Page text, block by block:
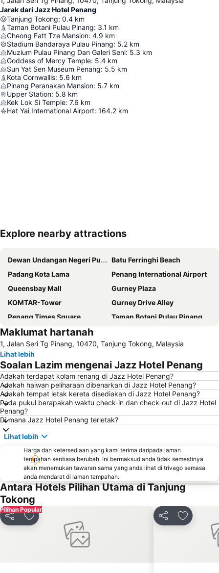
Jarak dari Jazz Hotel Penang
Tanjung Tokong: 0.4 km
Taman Botani Pulau Pinang: 3.1 km
Cheong Fatt Tze Mansion: 4.9 km
Stadium Bandaraya Pulau Pinang: 5.2 km
Muzium Pulau Pinang Dan Galeri Seni: 5.3 km
Goddess of Mercy Temple: 5.4 km
Sun Yat Sen Museum Penang: 5.5 km
Kota Cornwallis: 5.6 km
Pinang Peranakan Mansion: 5.7 km
Upper Station: 5.8 km
Kek Lok Si Temple: 7.6 km
Hat Yai International Airport: 164.2 km
Kembangkan peta
Explore nearby attractions
Dewan Undangan Negeri Pulau Pinang
Batu Ferringhi Beach
Padang Kota Lama
Penang International Airport
Queensbay Mall
Gurney Plaza
KOMTAR-Tower
Gurney Drive Alley
Penang Times Square
Taman Botani Pulau Pinang
Penang Hill
Straits Quay Marina Mall
Town Hall
Kek Lok Si
Masjid Kapitan Keling
Muzium dan Galeri Seni Negeri Pulau Pinang
Toy Museum
Pinang Peranakan Mansion
Perbaungan
Cheong Fatt Tze Mansion
Fort Cornwallis
ABN-Amro Bank Building
Penang Butterfly Farm
Wat Dhammikarama
Maklumat hartanah
1, Jalan Seri Tg Pinang, 10470, Tanjung Tokong, Malaysia
Lihat lebih
Soalan Lazim mengenai Jazz Hotel Penang
Adakah terdapat kolam renang di Jazz Hotel Penang?
Adakah haiwan peliharaan dibenarkan di Jazz Hotel Penang?
Adakah tempat letak kereta disediakan di Jazz Hotel Penang?
Pada pukul berapakah waktu check-in dan check-out di Jazz Hotel
Penang?
Di mana Jazz Hotel Penang terletak?
Lihat lebih
Harga dan ketersediaan yang kami terima daripada laman
tempahan sentiasa berubah. Ini bermaksud anda tidak semestinya
akan menemukan tawaran sama yang anda lihat di trivago semasa
anda mendarat di laman tempahan.
Antara Hotels Pilihan Utama di Tanjung
Tokong
Pilihan Popular
Kongsi Tambah ke favorit Kongsi Tambah